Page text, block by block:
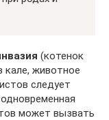
(котенок
кале, животное
следует
может вызвать